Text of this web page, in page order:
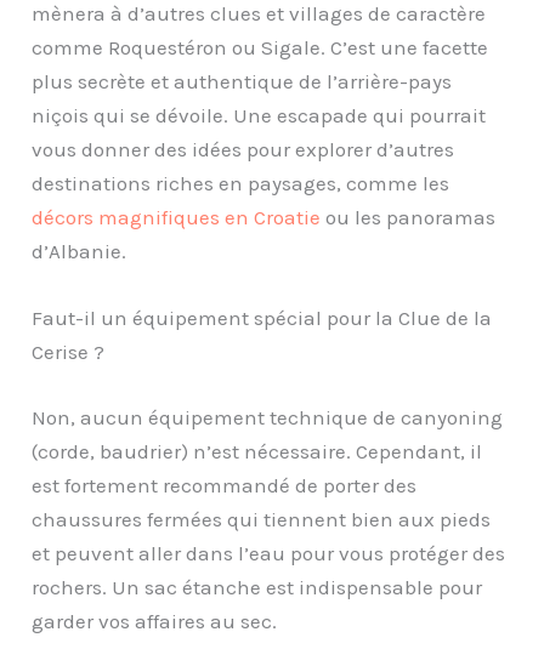
mènera à d’autres clues et villages de caractère
comme Roquestéron ou Sigale. C’est une facette
plus secrète et authentique de l’arrière-pays
niçois qui se dévoile. Une escapade qui pourrait
vous donner des idées pour explorer d’autres
destinations riches en paysages, comme les
décors magnifiques en Croatie ou les panoramas
d’Albanie.
Faut-il un équipement spécial pour la Clue de la
Cerise ?
Non, aucun équipement technique de canyoning
(corde, baudrier) n’est nécessaire. Cependant, il
est fortement recommandé de porter des
chaussures fermées qui tiennent bien aux pieds
et peuvent aller dans l’eau pour vous protéger des
rochers. Un sac étanche est indispensable pour
garder vos affaires au sec.